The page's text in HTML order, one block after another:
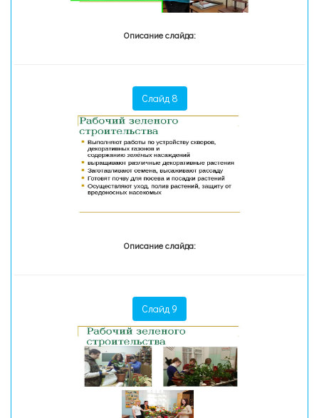
Описание слайда:
Слайд 8
Описание слайда:
Слайд 9